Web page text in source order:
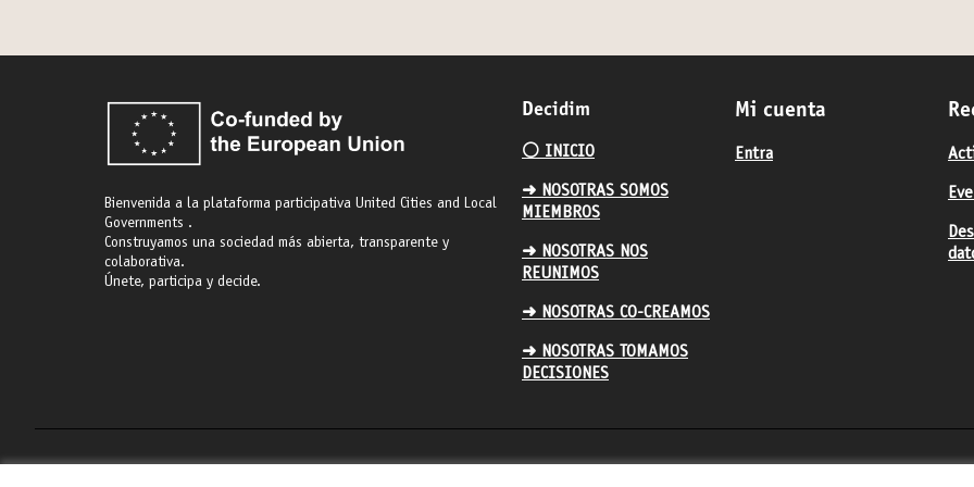
Bienvenida a la plataforma participativa United Cities and Local
Governments .
Construyamos una sociedad más abierta, transparente y
colaborativa.
Únete, participa y decide.
Decidim
⚪️ INICIO
➜ NOSOTRAS SOMOS
MIEMBROS
➜ NOSOTRAS NOS
REUNIMOS
➜ NOSOTRAS CO-CREAMOS
➜ NOSOTRAS TOMAMOS
DECISIONES
Mi cuenta
Entra